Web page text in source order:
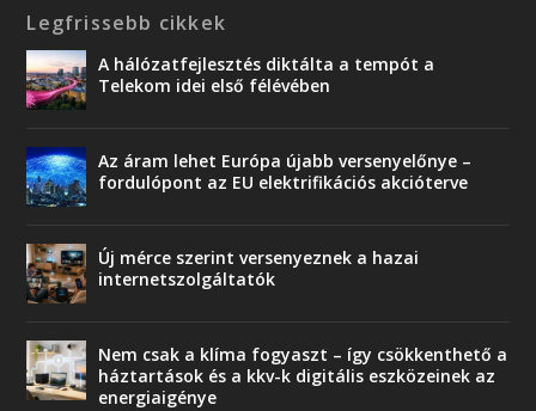
Legfrissebb cikkek
A hálózatfejlesztés diktálta a tempót a
Telekom idei első félévében
Az áram lehet Európa újabb versenyelőnye –
fordulópont az EU elektrifikációs akcióterve
Új mérce szerint versenyeznek a hazai
internetszolgáltatók
Nem csak a klíma fogyaszt – így csökkenthető a
háztartások és a kkv-k digitális eszközeinek az
energiaigénye